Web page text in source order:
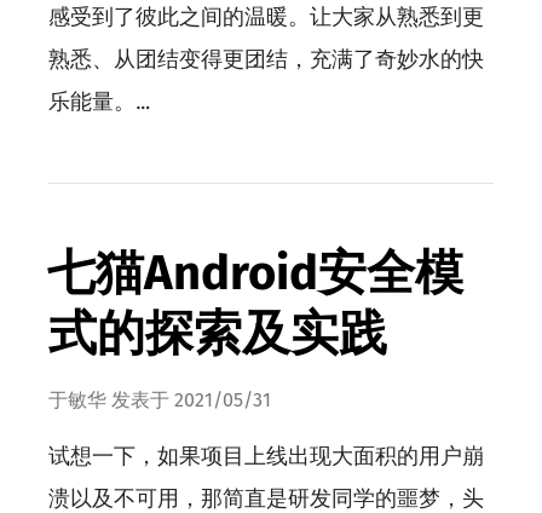
感受到了彼此之间的温暖。让大家从熟悉到更
熟悉、从团结变得更团结，充满了奇妙水的快
乐能量。…
七猫Android安全模
式的探索及实践
于敏华 发表于 2021/05/31
试想一下，如果项目上线出现大面积的用户崩
溃以及不可用，那简直是研发同学的噩梦，头